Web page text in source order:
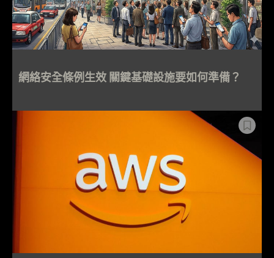
網絡安全條例生效 關鍵基礎設施要如何準備？